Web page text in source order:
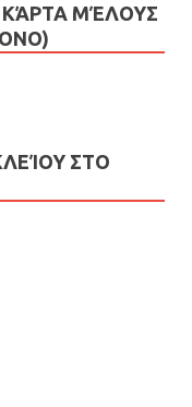
ΚΆΡΤΑ ΜΈΛΟΥΣ
ΣΤΟ